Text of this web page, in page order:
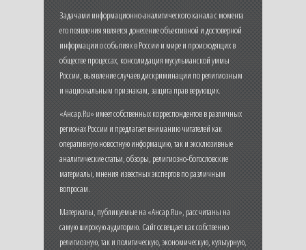
Задачами информационно-аналитического канала с момента
его появления является донесение объективной и достоверной
информации о событиях в России и мире и происходящих в
обществе процессах, консолидация мусульманской уммы
России, выявление случаев дискриминации по религиозным
и национальным признакам, защита прав верующих.
«Ансар.Ru» имеет собственных корреспондентов в различных
регионах России и предлагает вниманию читателей как
оперативную новостную информацию, так и эксклюзивные
аналитические статьи, обзоры, религиозно-богословские
материалы, мнения известных экспертов по различным
вопросам.
Материалы, публикуемые на «Ансар.Ru», рассчитаны на
самую широкую аудиторию. Сайт освещает как собственно
религиозную, так и политическую, экономическую, культурную,